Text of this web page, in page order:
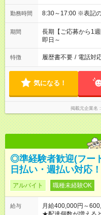
勤務時間 8:30～
期間
長期【ご応募から1
即日～
特徴 履歴書不要 / 電話対
気になる！
掲載元企業名
◎準経験者歓迎(フー
日払い・週払い対応
アルバイト 職種未経験OK
給与
月給400,000円～